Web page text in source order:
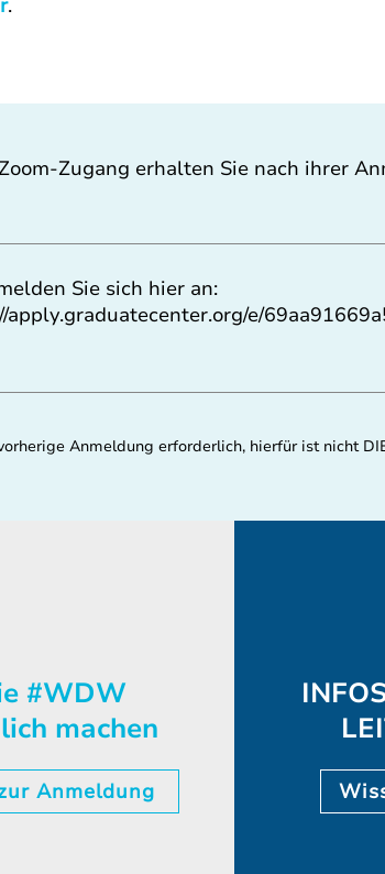
.
Zugang erhalten Sie nach ihrer
Sie sich hier an:
apply.graduatecenter.org/e/
Anmeldung erforderlich, hierfür ist nicht
#WDW
machen
Anmeldung